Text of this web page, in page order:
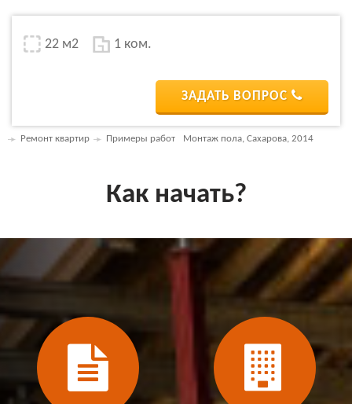
22 м2 1 ком.
ЗАДАТЬ ВОПРОС
Ремонт квартир Примеры работ Монтаж пола, Сахарова, 2014
Как начать?